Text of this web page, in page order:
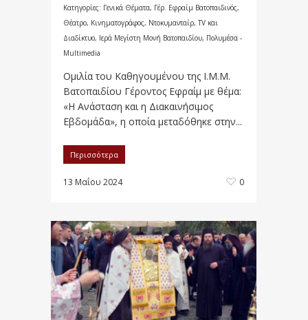
Κατηγορίες: Γενικά Θέματα, Γέρ. Εφραίμ Βατοπαιδινός,
Θέατρο, Κινηματογράφος, Ντοκυμανταίρ, TV και
Διαδίκτυο, Ιερά Μεγίστη Μονή Βατοπαιδίου, Πολυμέσα -
Multimedia
Ομιλία του Καθηγουμένου της Ι.Μ.Μ.
Βατοπαιδίου Γέροντος Εφραίμ με θέμα:
«Η Ανάσταση και η Διακαινήσιμος
Εβδομάδα», η οποία μεταδόθηκε στην...
Περισσότερα
13 Μαΐου 2024 0